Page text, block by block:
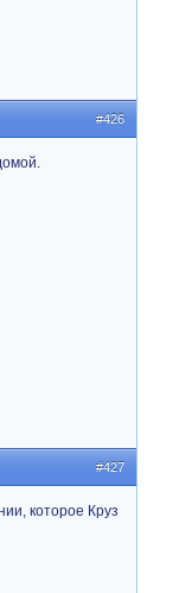
#426
#427
которое Круз